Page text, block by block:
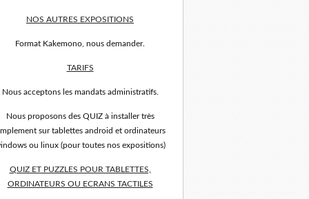
NOS AUTRES EXPOSITIONS
Format Kakemono, nous demander.
TARIFS
Nous acceptons les mandats administratifs.
Nous proposons des QUIZ à installer très
sur tablettes android et ordinateurs
ou linux (pour toutes nos expositions)
QUIZ ET PUZZLES POUR TABLETTES,
ORDINATEURS OU ECRANS TACTILES